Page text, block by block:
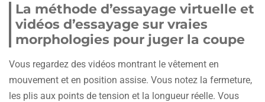
La méthode d’essayage virtuelle et
vidéos d’essayage sur vraies
morphologies pour juger la coupe
Vous regardez des vidéos montrant le vêtement en
mouvement et en position assise. Vous notez la fermeture,
les plis aux points de tension et la longueur réelle. Vous